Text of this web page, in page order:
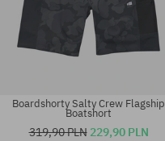
Boardshorty Salty Crew Flagship
Boatshort
319,90 PLN 229,90 PLN